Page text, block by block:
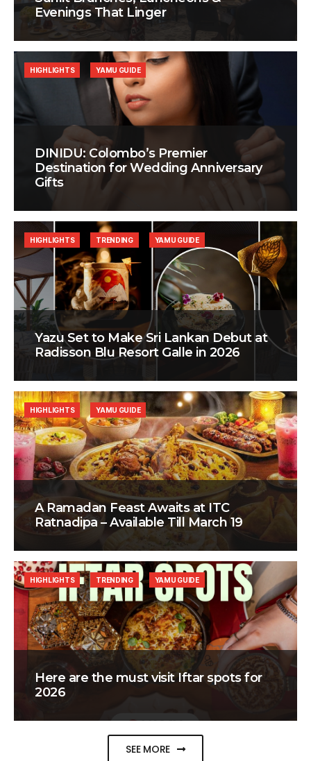
Evenings That Linger
DINIDU: Colombo’s Premier
Destination for Wedding Anniversary
Gifts
HIGHLIGHTS YAMU GUIDE
Yazu Set to Make Sri Lankan Debut at
Radisson Blu Resort Galle in 2026
HIGHLIGHTS TRENDING YAMU GUIDE
A Ramadan Feast Awaits at ITC
Ratnadipa – Available Till March 19
HIGHLIGHTS YAMU GUIDE
Here are the must visit Iftar spots for
2026
HIGHLIGHTS TRENDING YAMU GUIDE
SEE MORE